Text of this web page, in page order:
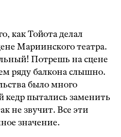
как Тойота делал
Мариинского театра.
Потрешь на сцене
ряду балкона слышно.
было много
кедр пытались заменить
не звучит. Все эти
значение.